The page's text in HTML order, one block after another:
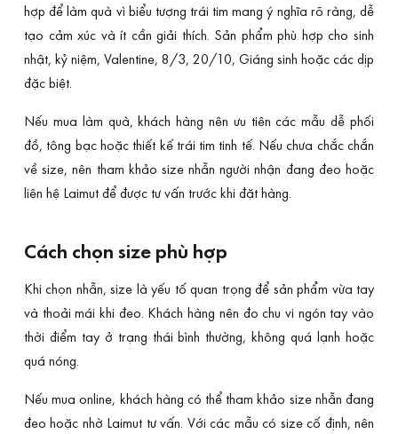
hợp để làm quà vì biểu tượng trái tim mang ý nghĩa rõ ràng, dễ
tạo cảm xúc và ít cần giải thích. Sản phẩm phù hợp cho sinh
nhật, kỷ niệm, Valentine, 8/3, 20/10, Giáng sinh hoặc các dịp
đặc biệt.
Nếu mua làm quà, khách hàng nên ưu tiên các mẫu dễ phối
đồ, tông bạc hoặc thiết kế trái tim tinh tế. Nếu chưa chắc chắn
về size, nên tham khảo size nhẫn người nhận đang đeo hoặc
liên hệ Laimut để được tư vấn trước khi đặt hàng.
Cách chọn size phù hợp
Khi chọn nhẫn, size là yếu tố quan trọng để sản phẩm vừa tay
và thoải mái khi đeo. Khách hàng nên đo chu vi ngón tay vào
thời điểm tay ở trạng thái bình thường, không quá lạnh hoặc
quá nóng.
Nếu mua online, khách hàng có thể tham khảo size nhẫn đang
đeo hoặc nhờ Laimut tư vấn. Với các mẫu có size cố định, nên